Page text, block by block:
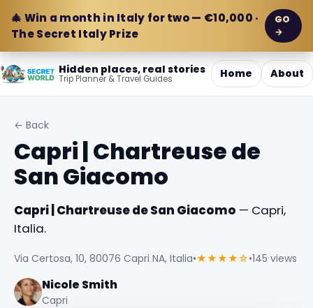
🎄 Win a month in Italy for two — €10,000 ·
The Secret Italy Prize
GO
→
Hidden places, real stories
Trip Planner & Travel Guides Home About
← Back
Capri | Chartreuse de
San Giacomo
Capri | Chartreuse de San Giacomo — Capri,
Italia.
Via Certosa, 10, 80076 Capri NA, Italia•★★★★☆•145 views
Nicole Smith
Capri